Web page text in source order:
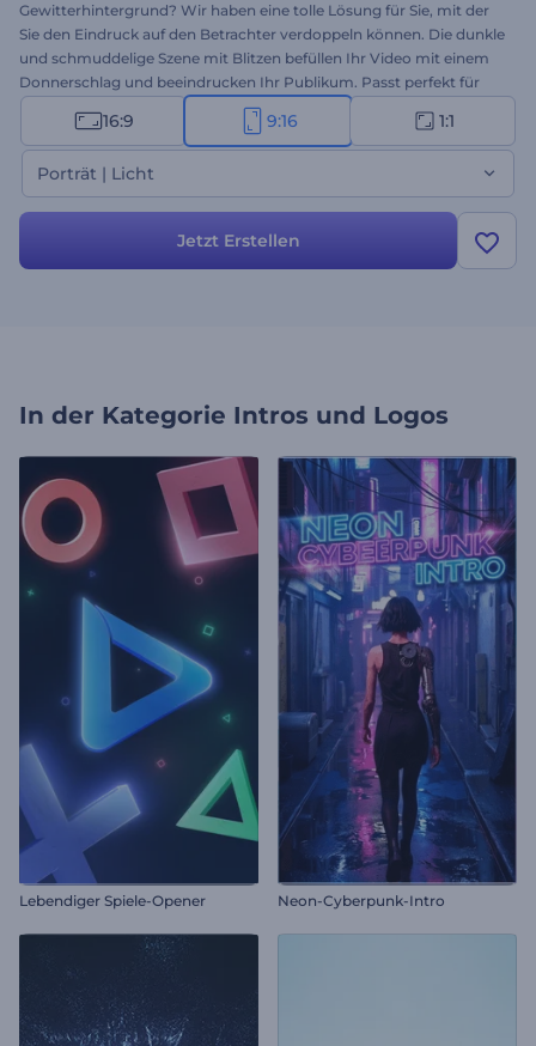
Gewitterhintergrund? Wir haben eine tolle Lösung für Sie, mit der
Sie den Eindruck auf den Betrachter verdoppeln können. Die dunkle
und schmuddelige Szene mit Blitzen befüllen Ihr Video mit einem
Donnerschlag und beeindrucken Ihr Publikum. Passt perfekt für
Fernsehshow, Intros, Outros, Trailer, Opener, um Ihre YouTube-
Channel vorzustellen und Ihre neusten Ideen zu bewerben. Fühlen
Sie den Moment, indem Sie einfach Ihr Logo hochladen, den Text
und die Musik hinzufügen. Ihr Vide ist in wenigen Minuten fertig!
16:9 9:16 1:1
Porträt | Licht
Jetzt Erstellen
In der Kategorie Intros und Logos
Lebendiger Spiele-Opener Neon-Cyberpunk-Intro